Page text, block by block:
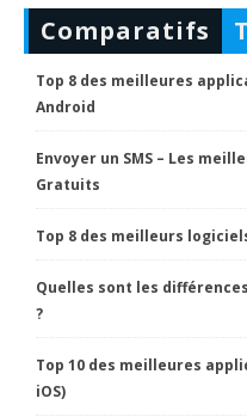
Comparatifs
Top 8 des meilleures
Android
Envoyer un SMS – Les
Gratuits
Top 8 des meilleurs
Quelles sont les
?
Top 10 des meilleures
iOS)